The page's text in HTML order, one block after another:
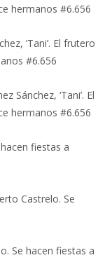
hermanos #6.656
‘Tani’. El frutero
#6.656
Sánchez, ‘Tani’. El
hermanos #6.656
fiestas a
Castrelo. Se
Se hacen fiestas a